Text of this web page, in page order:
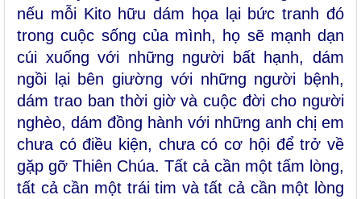
nếu mỗi Kito hữu dám họa lại bức tranh đó
trong cuộc sống của mình, họ sẽ mạnh dạn
cúi xuống với những người bất hạnh, dám
ngồi lại bên giường với những người bệnh,
dám trao ban thời giờ và cuộc đời cho người
nghèo, dám đồng hành với những anh chị em
chưa có điều kiện, chưa có cơ hội để trở về
gặp gỡ Thiên Chúa. Tất cả cần một tấm lòng,
tất cả cần một trái tim và tất cả cần một lòng